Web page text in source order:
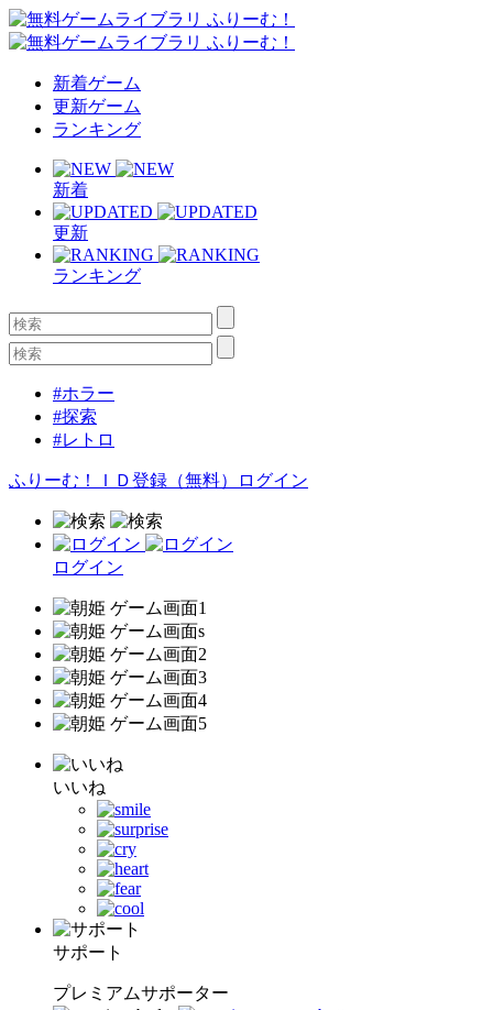
新着ゲーム
更新ゲーム
ランキング
新着
更新
ランキング
#ホラー
#探索
#レトロ
ふりーむ！ＩＤ登録（無料） ログイン
ログイン
いいね
サポート
プレミアムサポーター